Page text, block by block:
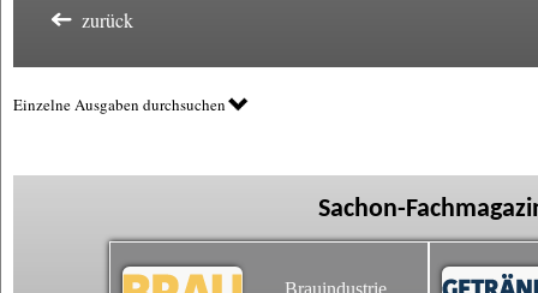
zurück
Einzelne Ausgaben durchsuchen
Sachon-
Brauindustrie